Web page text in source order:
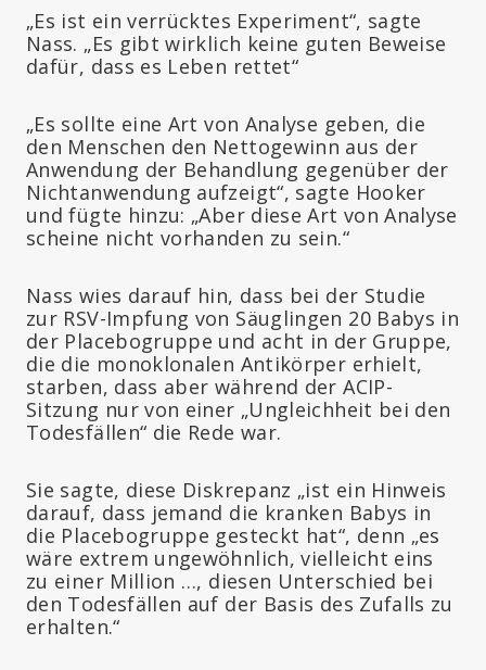
„Es ist ein verrücktes Experiment“, sagte
Nass. „Es gibt wirklich keine guten Beweise
dafür, dass es Leben rettet“
„Es sollte eine Art von Analyse geben, die
den Menschen den Nettogewinn aus der
Anwendung der Behandlung gegenüber der
Nichtanwendung aufzeigt“, sagte Hooker
und fügte hinzu: „Aber diese Art von Analyse
scheine nicht vorhanden zu sein.“
Nass wies darauf hin, dass bei der Studie
zur RSV-Impfung von Säuglingen 20 Babys in
der Placebogruppe und acht in der Gruppe,
die die monoklonalen Antikörper erhielt,
starben, dass aber während der ACIP-
Sitzung nur von einer „Ungleichheit bei den
Todesfällen“ die Rede war.
Sie sagte, diese Diskrepanz „ist ein Hinweis
darauf, dass jemand die kranken Babys in
die Placebogruppe gesteckt hat“, denn „es
wäre extrem ungewöhnlich, vielleicht eins
zu einer Million …, diesen Unterschied bei
den Todesfällen auf der Basis des Zufalls zu
erhalten.“